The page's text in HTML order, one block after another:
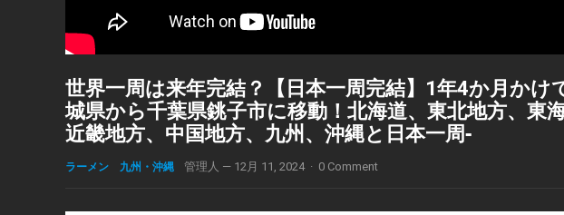
世界一周は来年完結？【日本一周完結】1年4か月かけ
城県から千葉県銚子市に移動！北海道、東北地方、東
近畿地方、中国地方、九州、沖縄と日本一周‐
ラーメン 九州・沖縄 管理人 — 12月 11, 2024 · 0 Comment